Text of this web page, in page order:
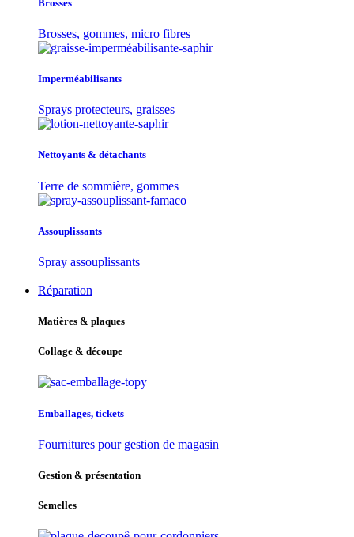
Brosses
Brosses, gommes, micro fibres
Imperméabilisants
Sprays protecteurs, graisses
Nettoyants & détachants
Terre de sommière, gommes
Assouplissants
Spray assouplissants
Réparation
Matières & plaques
Collage & découpe
Emballages, tickets
Fournitures pour gestion de magasin
Gestion & présentation
Semelles